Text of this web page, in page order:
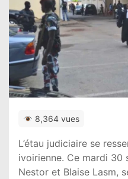
8,364 vues
L’étau judiciaire se
ivoirienne. Ce mardi 30
Nestor et Blaise Lasm,